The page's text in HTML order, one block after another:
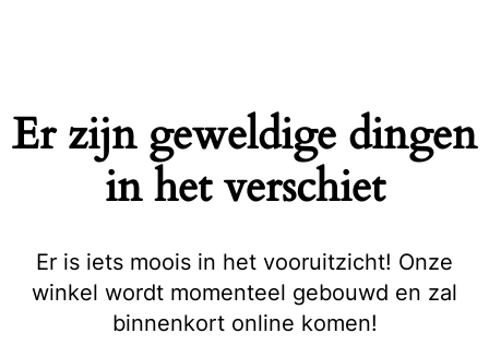
Er zijn geweldige dingen
in het verschiet
Er is iets moois in het vooruitzicht! Onze
winkel wordt momenteel gebouwd en zal
binnenkort online komen!